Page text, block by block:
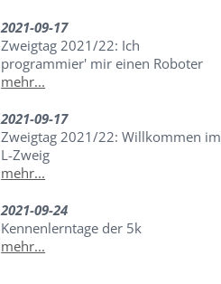
2021-09-17
Zweigtag 2021/22: Ich
programmier' mir einen Roboter
mehr...
2021-09-17
Zweigtag 2021/22: Willkommen im
L-Zweig
mehr...
2021-09-24
Kennenlerntage der 5k
mehr...